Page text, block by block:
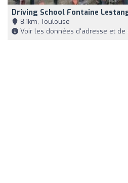
Driving School Fontaine
8,1km, Toulouse
Voir les données d'adresse et de